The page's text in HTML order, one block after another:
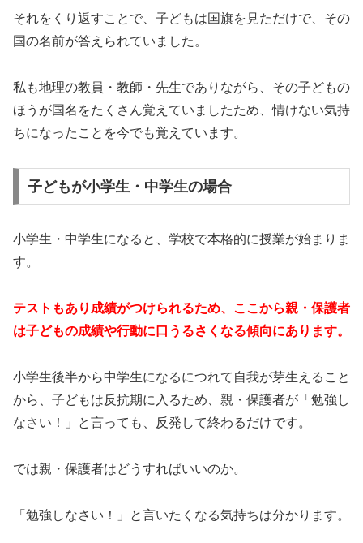
それをくり返すことで、子どもは国旗を見ただけで、その
国の名前が答えられていました。
私も地理の教員・教師・先生でありながら、その子どもの
ほうが国名をたくさん覚えていましたため、情けない気持
ちになったことを今でも覚えています。
子どもが小学生・中学生の場合
小学生・中学生になると、学校で本格的に授業が始まりま
す。
テストもあり成績がつけられるため、ここから親・保護者
は子どもの成績や行動に口うるさくなる傾向にあります。
小学生後半から中学生になるにつれて自我が芽生えること
から、子どもは反抗期に入るため、親・保護者が「勉強し
なさい！」と言っても、反発して終わるだけです。
では親・保護者はどうすればいいのか。
「勉強しなさい！」と言いたくなる気持ちは分かります。